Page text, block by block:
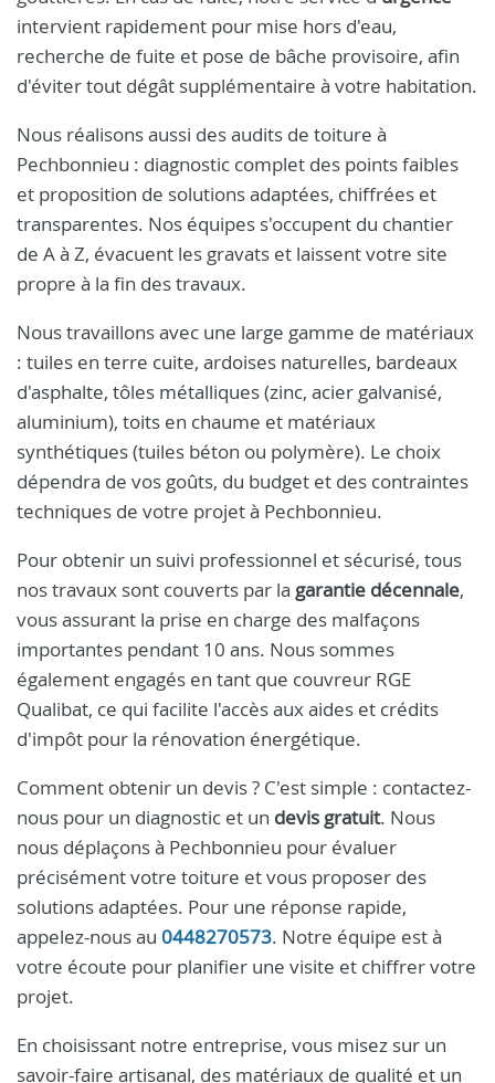
intervient rapidement pour mise hors d'eau,
recherche de fuite et pose de bâche provisoire, afin
d'éviter tout dégât supplémentaire à votre habitation.
Nous réalisons aussi des audits de toiture à
Pechbonnieu : diagnostic complet des points faibles
et proposition de solutions adaptées, chiffrées et
transparentes. Nos équipes s'occupent du chantier
de A à Z, évacuent les gravats et laissent votre site
propre à la fin des travaux.
Nous travaillons avec une large gamme de matériaux
: tuiles en terre cuite, ardoises naturelles, bardeaux
d'asphalte, tôles métalliques (zinc, acier galvanisé,
aluminium), toits en chaume et matériaux
synthétiques (tuiles béton ou polymère). Le choix
dépendra de vos goûts, du budget et des contraintes
techniques de votre projet à Pechbonnieu.
Pour obtenir un suivi professionnel et sécurisé, tous
nos travaux sont couverts par la garantie décennale,
vous assurant la prise en charge des malfaçons
importantes pendant 10 ans. Nous sommes
également engagés en tant que couvreur RGE
Qualibat, ce qui facilite l'accès aux aides et crédits
d'impôt pour la rénovation énergétique.
Comment obtenir un devis ? C'est simple : contactez-
nous pour un diagnostic et un devis gratuit. Nous
nous déplaçons à Pechbonnieu pour évaluer
précisément votre toiture et vous proposer des
solutions adaptées. Pour une réponse rapide,
appelez-nous au 0448270573. Notre équipe est à
votre écoute pour planifier une visite et chiffrer votre
projet.
En choisissant notre entreprise, vous misez sur un
savoir-faire artisanal, des matériaux de qualité et un